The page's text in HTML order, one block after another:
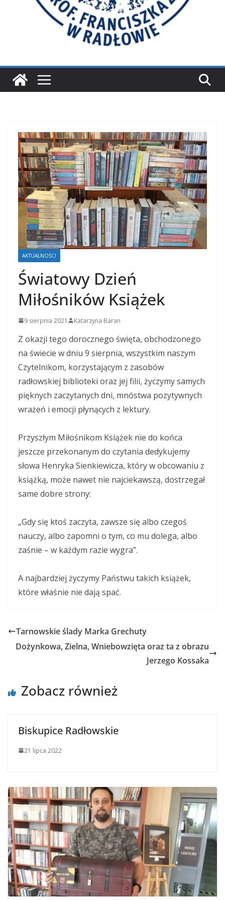
AKTUALNOŚCI
Światowy Dzień
Miłośników Książek
9 sierpnia 2021 Katarzyna Baran
Z okazji tego dorocznego święta, obchodzonego
na świecie w dniu 9 sierpnia, wszystkim naszym
Czytelnikom, korzystającym z zasobów
radłowskiej biblioteki oraz jej filii, życzymy samych
pięknych zaczytanych dni, mnóstwa pozytywnych
wrażeń i emocji płynących z lektury.
Przyszłym Miłośnikom Książek nie do końca
jeszcze przekonanym do czytania dedykujemy
słowa Henryka Sienkiewicza, który w obcowaniu z
książką, może nawet nie najciekawszą, dostrzegał
same dobre strony:
„Gdy się ktoś zaczyta, zawsze się albo czegoś
nauczy, albo zapomni o tym, co mu dolega, albo
zaśnie – w każdym razie wygra”.
A najbardziej życzymy Państwu takich książek,
które właśnie nie dają spać.
Tarnowskie ślady Marka Grechuty
Dożynkowa, Zielna, Wniebowzięta oraz ta z obrazu
Jerzego Kossaka
Zobacz również
Biskupice Radłowskie
21 lipca 2022